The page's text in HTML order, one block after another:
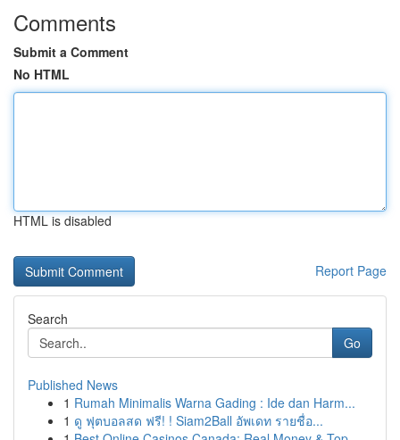
Comments
Submit a Comment
No HTML
HTML is disabled
Report Page
Search
Go
Published News
1 Rumah Minimalis Warna Gading : Ide dan Harm...
1 ดู ฟุตบอลสด ฟรี! ! Siam2Ball อัพเดท รายชื่อ...